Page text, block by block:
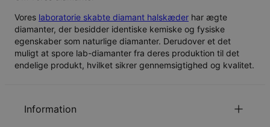
Vores laboratorie skabte diamant halskæder har ægte
diamanter, der besidder identiske kemiske og fysiske
egenskaber som naturlige diamanter. Derudover et det
muligt at spore lab-diamanter fra deres produktion til det
endelige produkt, hvilket sikrer gennemsigtighed og kvalitet.
Information